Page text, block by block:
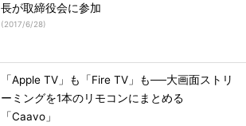
長が取締役会に参加
(2017/6/28)
「Apple TV」も「Fire TV」も──大画面ストリ
ーミングを1本のリモコンにまとめる
「Caavo」